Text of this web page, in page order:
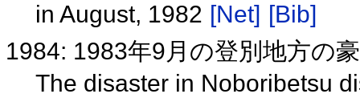
in August, 1982 [Net] [Bib]
1984: 1983年9月の登別地方の
The disaster in Noboribetsu